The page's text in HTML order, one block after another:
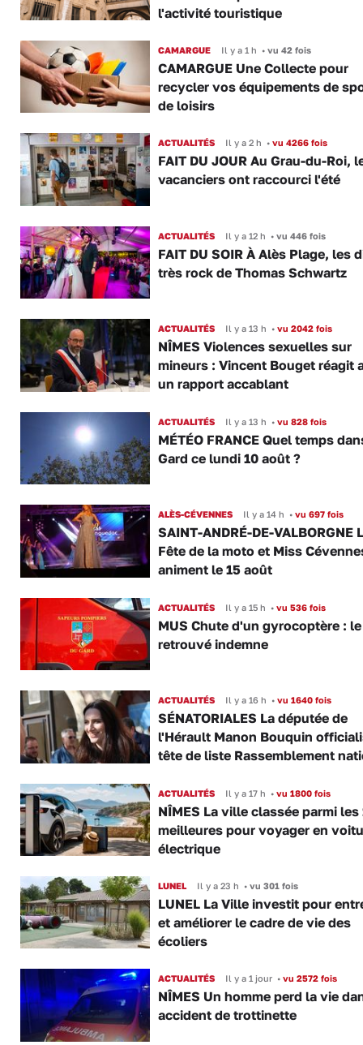
l'activité touristique
CAMARGUE Il y a 1 h •vu 42 fois
CAMARGUE Une Collecte pour
recycler vos équipements de
de loisirs
ACTUALITÉS Il y a 2 h •vu 4266 fois
FAIT DU JOUR Au Grau-du-Roi,
vacanciers ont raccourci l'été
ACTUALITÉS Il y a 12 h •vu 446 fois
FAIT DU SOIR À Alès Plage, les
très rock de Thomas Schwartz
ACTUALITÉS Il y a 13 h •vu 2042 fois
NÎMES Violences sexuelles sur
mineurs : Vincent Bouget réagit
un rapport accablant
ACTUALITÉS Il y a 13 h •vu 828 fois
MÉTÉO FRANCE Quel temps
Gard ce lundi 10 août ?
ALÈS-CÉVENNES Il y a 14 h •vu 697 fois
SAINT-ANDRÉ-DE-VALBORGNE
Fête de la moto et Miss
animent le 15 août
ACTUALITÉS Il y a 15 h •vu 536 fois
MUS Chute d'un gyrocoptère :
retrouvé indemne
ACTUALITÉS Il y a 16 h •vu 1640 fois
SÉNATORIALES La députée de
l'Hérault Manon Bouquin
tête de liste Rassemblement
ACTUALITÉS Il y a 17 h •vu 1800 fois
NÎMES La ville classée parmi les
meilleures pour voyager en
électrique
LUNEL Il y a 23 h •vu 301 fois
LUNEL La Ville investit pour
et améliorer le cadre de vie des
écoliers
ACTUALITÉS Il y a 1 jour •vu 2572 fois
NÎMES Un homme perd la vie
accident de trottinette